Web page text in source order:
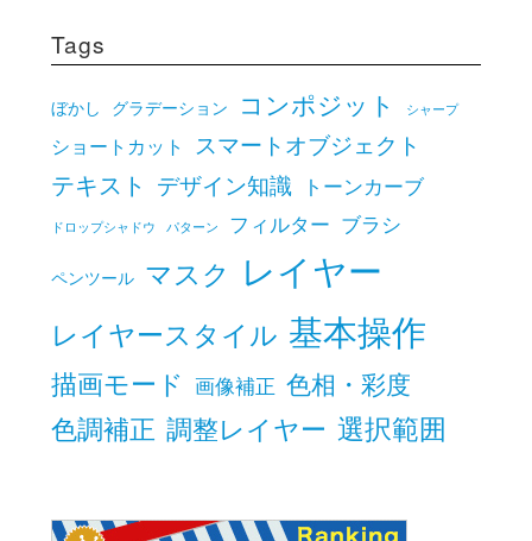
Tags
ぼかし グラデーション コンポジット シャープ
ショートカット スマートオブジェクト
テキスト デザイン知識 トーンカーブ
ドロップシャドウ パターン フィルター ブラシ
ペンツール マスク レイヤー
レイヤースタイル 基本操作
描画モード 画像補正 色相・彩度
色調補正 調整レイヤー 選択範囲